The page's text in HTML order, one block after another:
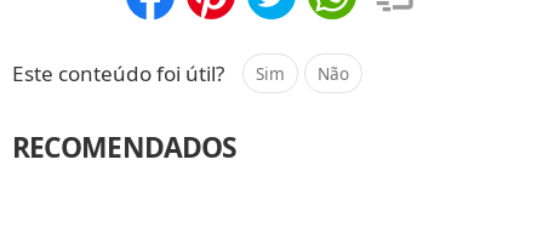
Este conteúdo foi útil? Sim Não
RECOMENDADOS